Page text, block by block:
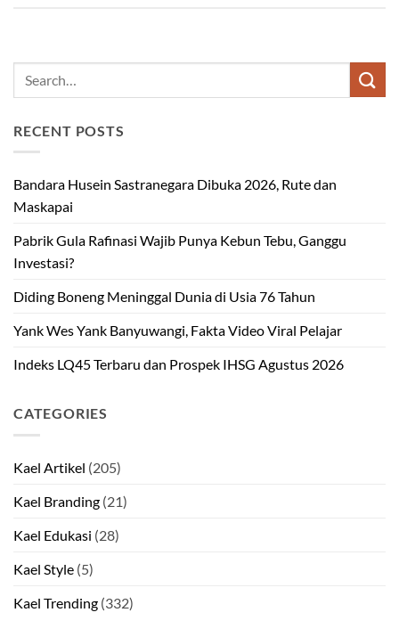
RECENT POSTS
Bandara Husein Sastranegara Dibuka 2026, Rute dan
Maskapai
Pabrik Gula Rafinasi Wajib Punya Kebun Tebu, Ganggu
Investasi?
Diding Boneng Meninggal Dunia di Usia 76 Tahun
Yank Wes Yank Banyuwangi, Fakta Video Viral Pelajar
Indeks LQ45 Terbaru dan Prospek IHSG Agustus 2026
CATEGORIES
Kael Artikel (205)
Kael Branding (21)
Kael Edukasi (28)
Kael Style (5)
Kael Trending (332)